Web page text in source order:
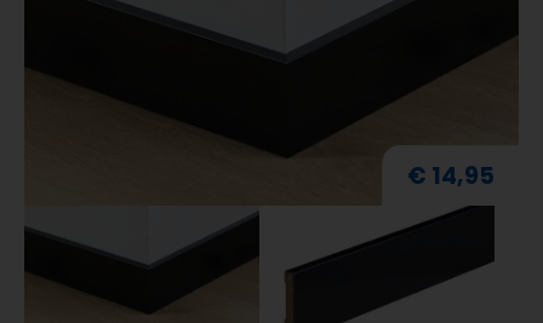
€ 14,95